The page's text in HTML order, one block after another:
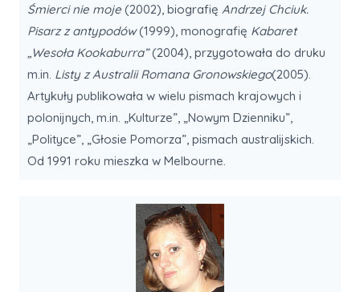
Śmierci nie moje (2002), biografię Andrzej Chciuk.
Pisarz z antypodów(1999), monografię Kabaret
„Wesoła Kookaburra”(2004), przygotowała do druku
m.in. Listy z Australii Romana Gronowskiego(2005).
Artykuły publikowała w wielu pismach krajowych i
polonijnych, m.in. „Kulturze”, „Nowym Dzienniku”,
„Polityce”, „Głosie Pomorza”, pismach australijskich.
Od 1991 roku mieszka w Melbourne.